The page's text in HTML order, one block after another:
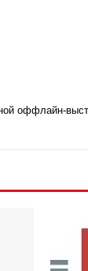
оффлайн-